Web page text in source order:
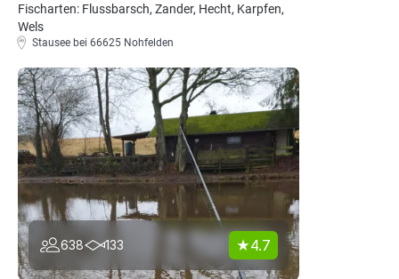
Fischarten: Flussbarsch, Zander, Hecht, Karpfen,
Wels
Stausee bei 66625 Nohfelden
638 133 4.7